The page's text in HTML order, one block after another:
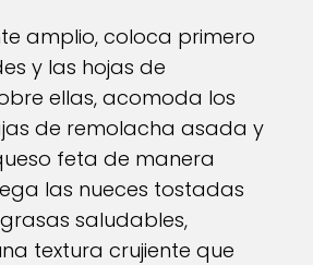
amplio, coloca primero
y las hojas de
ellas, acomoda los
de remolacha asada y
feta de manera
las nueces tostadas
saludables,
textura crujiente que